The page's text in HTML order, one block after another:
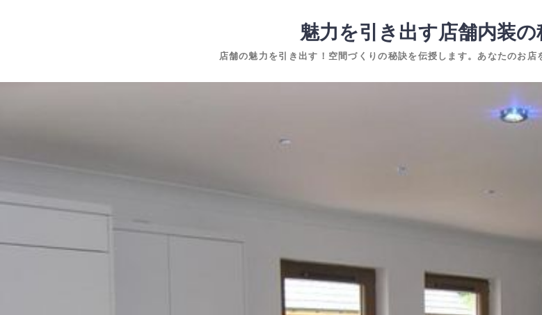
ツ
魅力を引き出す店舗内装の
店舗の魅力を引き出す！空間づくりの秘訣を伝授します。あなたのお店